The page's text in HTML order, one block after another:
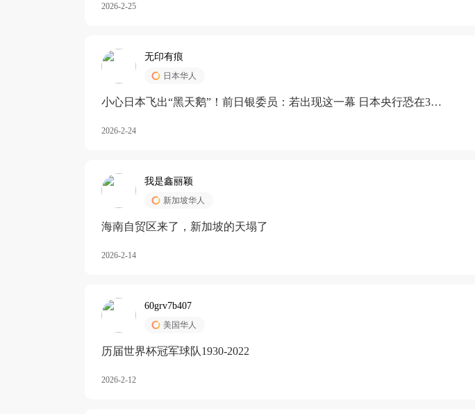
2026-2-25
无印有痕
日本华人
小心日本飞出“黑天鹅”！前日银委员：若出现这一幕 日本央行恐在3月
2026-2-24
我是鑫丽颖
新加坡华人
海南自贸区来了，新加坡的天塌了
2026-2-14
60grv7b407
美国华人
历届世界杯冠军球队1930-2022
2026-2-12